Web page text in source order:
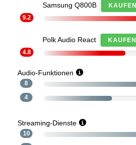
Samsung Q800B
9.2
Polk Audio React
4.8
Audio-Funktionen
8
4
Streaming-Dienste
10